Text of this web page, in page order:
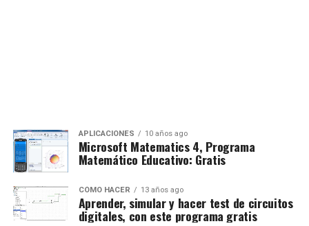
APLICACIONES 10 años ago
Microsoft Matematics 4, Programa
Matemático Educativo: Gratis
CÓMO HACER 13 años ago
Aprender, simular y hacer test de circuitos
digitales, con este programa gratis